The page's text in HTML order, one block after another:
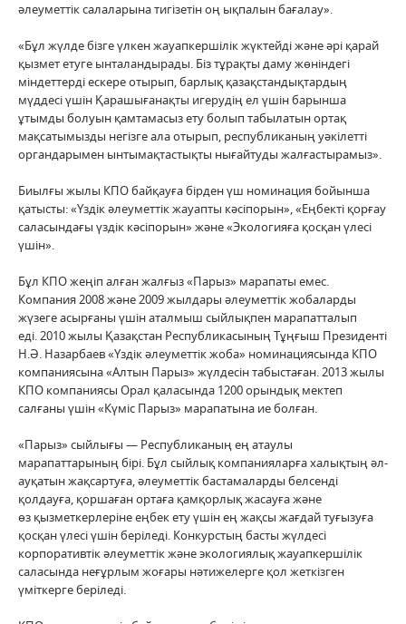
әлеуметтік салаларына тигізетін оң ықпалын бағалау».
«Бұл жүлде бізге үлкен жауапкершілік жүктейді және әрі қарай
қызмет етуге ынталандырады. Біз тұрақты даму жөніндегі
міндеттерді ескере отырып, барлық қазақстандықтардың
мүддесі үшін Қарашығанақты игерудің ел үшін барынша
ұтымды болуын қамтамасыз ету болып табылатын ортақ
мақсатымызды негізге ала отырып, республиканың уәкілетті
органдарымен ынтымақтастықты нығайтуды жалғастырамыз».
Биылғы жылы КПО байқауға бірден үш номинация бойынша
қатысты: «Үздік әлеуметтік жауапты кәсіпорын», «Еңбекті қорғау
саласындағы үздік кәсіпорын» және «Экологияға қосқан үлесі
үшін».
Бұл КПО жеңіп алған жалғыз «Парыз» марапаты емес.
Компания 2008 және 2009 жылдары әлеуметтік жобаларды
жүзеге асырғаны үшін аталмыш сыйлықпен марапатталып
еді. 2010 жылы Қазақстан Республикасының Тұңғыш Президенті
Н.Ә. Назарбаев «Үздік әлеуметтік жоба» номинациясында КПО
компаниясына «Алтын Парыз» жүлдесін табыстаған. 2013 жылы
КПО компаниясы Орал қаласында 1200 орындық мектеп
салғаны үшін «Күміс Парыз» марапатына ие болған.
«Парыз» сыйлығы — Республиканың ең атаулы
марапаттарының бірі. Бұл сыйлық компанияларға халықтың әл-
ауқатын жақсартуға, әлеуметтік бастамаларды белсенді
қолдауға, қоршаған ортаға қамқорлық жасауға және
өз қызметкерлеріне еңбек ету үшін ең жақсы жағдай туғызуға
қосқан үлесі үшін беріледі. Конкурстың басты жүлдесі
корпоративтік әлеуметтік және экологиялық жауапкершілік
саласында неғұрлым жоғары нәтижелерге қол жеткізген
үміткерге беріледі.